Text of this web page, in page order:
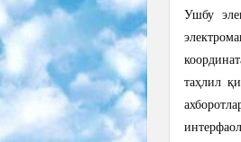
Ушбу
таҳлил